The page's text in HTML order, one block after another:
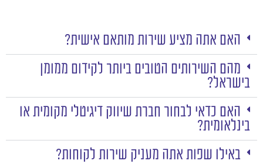
האם אתה מציע שירות מותאם אישית?
מהם השירותים הטובים ביותר לקידום ממומן
בישראל?
האם כדאי לבחור חברת שיווק דיגיטלי מקומית או
בינלאומית?
באילו שפות אתה מעניק שירות לקוחות?